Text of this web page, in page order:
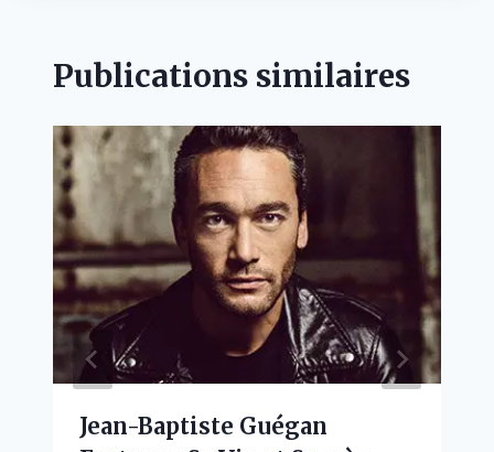
Publications similaires
Jean-Baptiste Guégan